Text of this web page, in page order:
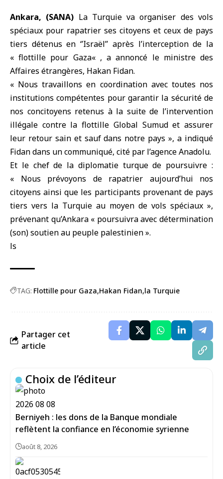
Ankara, (SANA) La Turquieva organiser des vols
spéciaux pour rapatrier ses citoyens et ceux de pays
tiers détenus en ‘’Israël’’ après l’interception de la
«flottille pour Gaza« , a annoncé le ministre des
Affaires étrangères, Hakan Fidan.
« Nous travaillons en coordination avec toutes nos
institutions compétentes pour garantir la sécurité de
nos concitoyens retenus à la suite de l’intervention
illégale contre la flottille Global Sumud et assurer
leur retour sain et sauf dans notre pays », a indiqué
Fidan dans un communiqué, cité par l’agence Anadolu.
Et le chef de la diplomatie turque de poursuivre :
« Nous prévoyons de rapatrier aujourd’hui nos
citoyens ainsi que les participants provenant de pays
tiers vers la Turquie au moyen de vols spéciaux »,
prévenant qu’Ankara « poursuivra avec détermination
(son) soutien au peuple palestinien ».
ls
TAG: Flottille pour Gaza Hakan Fidan la Turquie
Partager cet
article
Choix de l’éditeur
Berniyeh : les dons de la Banque mondiale
reflètent la confiance en l’économie syrienne
août 8, 2026